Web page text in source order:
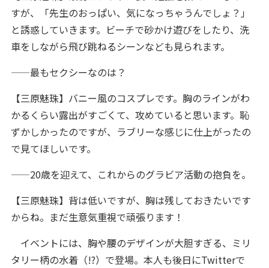
すが、「先生のおっぱい、気になっちゃうんでしょ？」
と誘惑していきます。ビーチで砂かけ遊びをしたり、洗
車をしながら飛び跳ねるシーンなども見られます。
——最もセクシーなのは？
【三原魅珠】バニー風のコスプレです。胸のラインがわ
かるくらい露出がすごくて、攻めていると思います。恥
ずかしかったのですが、ラブリーな感じに仕上がったの
で見てほしいです。
——20歳を迎えて、これからのグラビア活動の抱負を。
【三原魅珠】背は低いですが、胸は残しておきたいです
からね。まだ生意気重視で頑張ります！
イベントには、胸や腰のデザインが大胆すぎる、ミリ
タリー柄の水着（!?）で登場。本人も後日にTwitterで